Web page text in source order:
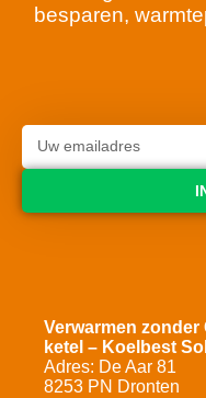
besparen,
Verwarmen zonder
ketel – Koelbest
Adres: De Aar 81
8253 PN Dronten